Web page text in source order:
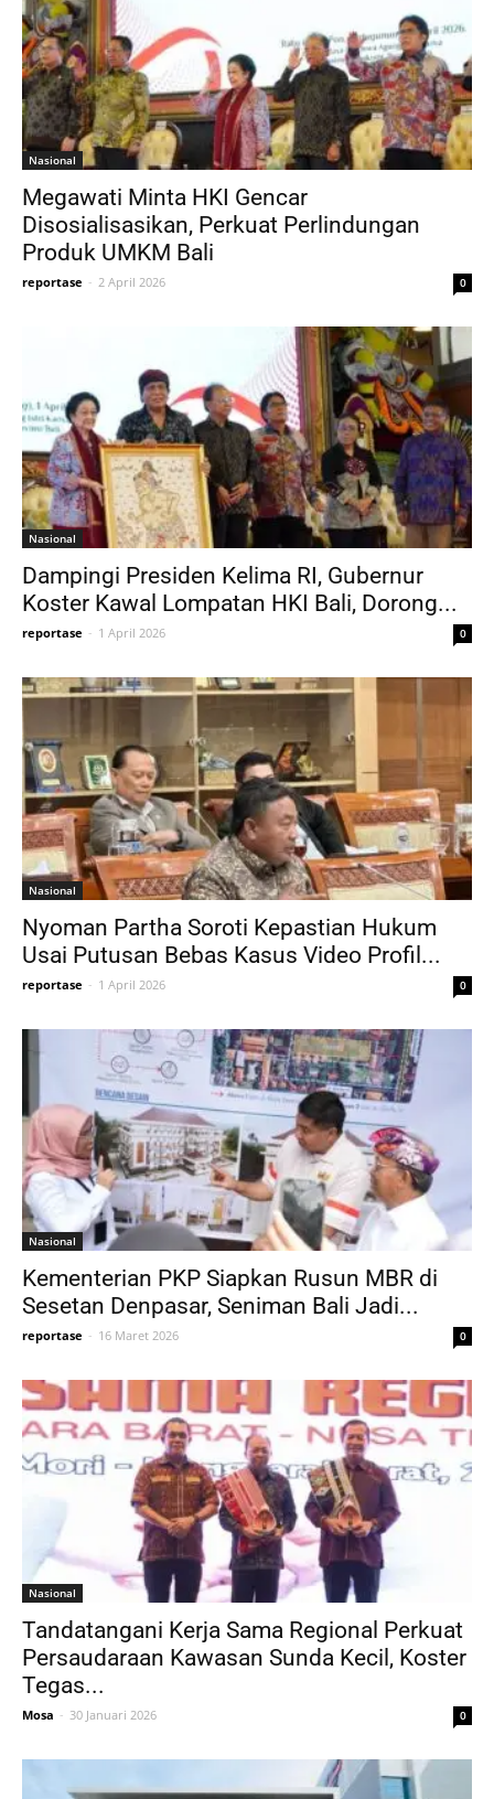
Nasional
Megawati Minta HKI Gencar
Disosialisasikan, Perkuat Perlindungan
Produk UMKM Bali
reportase - 2 April 2026 0
Nasional
Dampingi Presiden Kelima RI, Gubernur
Koster Kawal Lompatan HKI Bali, Dorong...
reportase - 1 April 2026 0
Nasional
Nyoman Partha Soroti Kepastian Hukum
Usai Putusan Bebas Kasus Video Profil...
reportase - 1 April 2026 0
Nasional
Kementerian PKP Siapkan Rusun MBR di
Sesetan Denpasar, Seniman Bali Jadi...
reportase - 16 Maret 2026 0
Nasional
Tandatangani Kerja Sama Regional Perkuat
Persaudaraan Kawasan Sunda Kecil, Koster
Tegas...
Mosa - 30 Januari 2026 0